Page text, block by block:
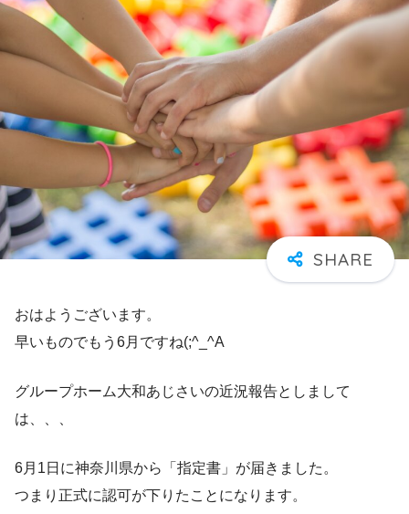
おはようございます。
早いものでもう6月ですね(;^_^A
グループホーム大和あじさいの近況報告としまして
は、、、
6月1日に神奈川県から「指定書」が届きました。
つまり正式に認可が下りたことになります。